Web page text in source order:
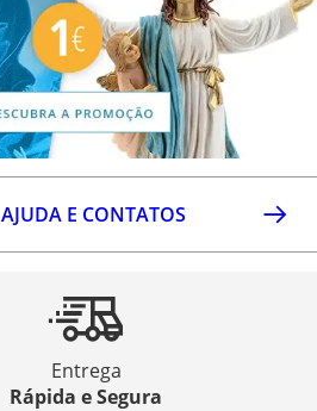
AJUDA E CONTATOS
Entrega
Rápida e Segura